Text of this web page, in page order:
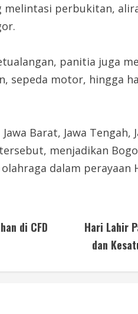
perbukitan,
panitia juga
sepeda motor, hingga
Barat, Jawa
menjadikan
dalam perayaan
di CFD
Hari Lahir
dan